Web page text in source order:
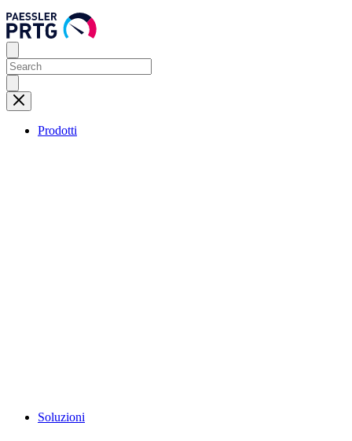
Prodotti
Soluzioni